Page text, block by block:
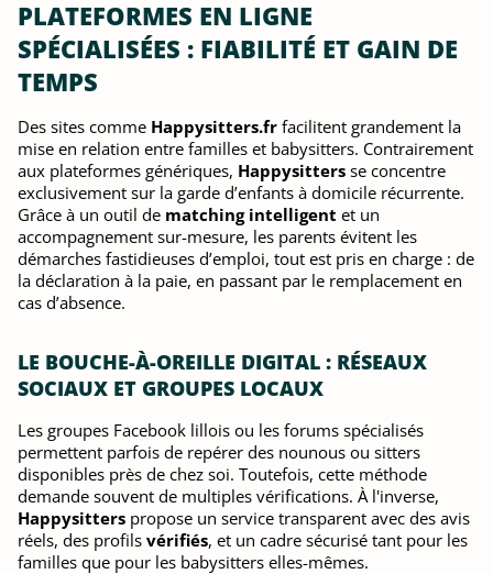
PLATEFORMES EN LIGNE
SPÉCIALISÉES : FIABILITÉ ET GAIN DE
TEMPS
Des sites comme Happysitters.fr facilitent grandement la
mise en relation entre familles et babysitters. Contrairement
aux plateformes génériques, Happysitters se concentre
exclusivement sur la garde d’enfants à domicile récurrente.
Grâce à un outil de matching intelligent et un
accompagnement sur-mesure, les parents évitent les
démarches fastidieuses d’emploi, tout est pris en charge : de
la déclaration à la paie, en passant par le remplacement en
cas d’absence.
LE BOUCHE-À-OREILLE DIGITAL : RÉSEAUX
SOCIAUX ET GROUPES LOCAUX
Les groupes Facebook lillois ou les forums spécialisés
permettent parfois de repérer des nounous ou sitters
disponibles près de chez soi. Toutefois, cette méthode
demande souvent de multiples vérifications. À l'inverse,
Happysitters propose un service transparent avec des avis
réels, des profils vérifiés, et un cadre sécurisé tant pour les
familles que pour les babysitters elles-mêmes.